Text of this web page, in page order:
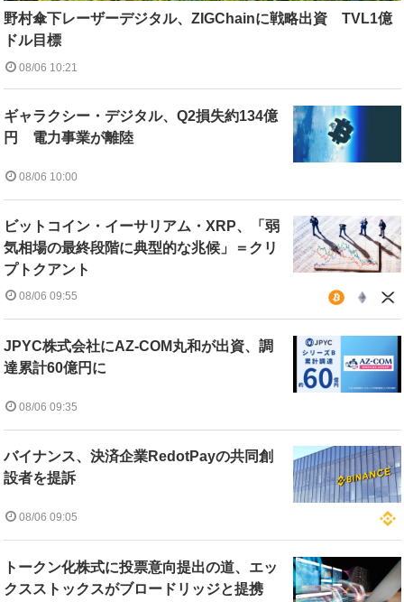
野村傘下レーザーデジタル、ZIGChainに戦略出資 TVL1億
ドル目標
08/06 10:21
ギャラクシー・デジタル、Q2損失約134億
円 電力事業が離陸
08/06 10:00
ビットコイン・イーサリアム・XRP、「弱
気相場の最終段階に典型的な兆候」＝クリ
プトクアント
08/06 09:55
JPYC株式会社にAZ-COM丸和が出資、調
達累計60億円に
08/06 09:35
バイナンス、決済企業RedotPayの共同創
設者を提訴
08/06 09:05
トークン化株式に投票意向提出の道、エッ
クスストックスがブロードリッジと提携